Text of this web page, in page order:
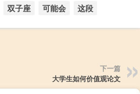
双子座 可能会 这段
下一篇
大学生如何价值观论文